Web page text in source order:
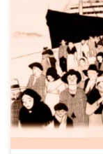
presentación do